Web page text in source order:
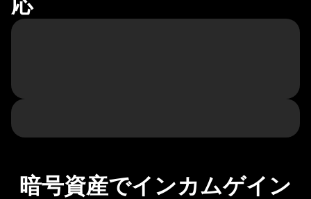
暗号資産でインカムゲイン